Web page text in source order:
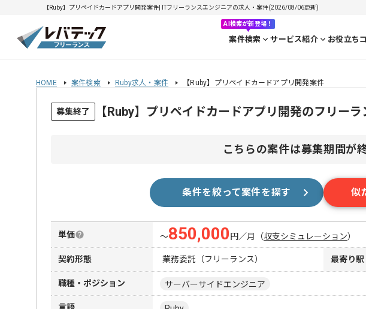
【Ruby】プリペイドカードアプリ開発案件| ITフリーランスエンジニアの求人・案件(2026/08/06更新)
AI検索が新登場！
案件検索 サービス紹介 お役立ち
HOME 案件検索 Ruby求人・案件 【Ruby】プリペイドカードアプリ開発案件
募集終了 【Ruby】プリペイドカードアプリ開発のフリー
こちらの案件は募集期間が
条件を絞って案件を探す 似
単価 〜850,000 円／月 （収支シミュレーション）
契約形態 業務委託（フリーランス） 最寄り駅
職種・ポジション サーバーサイドエンジニア